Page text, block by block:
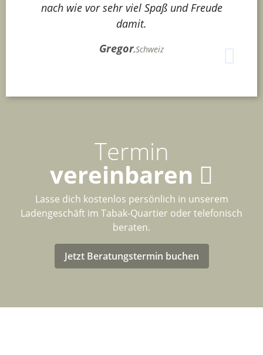
nach wie vor sehr viel Spaß und Freude
damit.
Gregor,Schweiz
Termin
vereinbaren
Lasse dich kostenlos persönlich in unserem
Ladengeschäft im Tabak-Quartier oder telefonisch
beraten.
Jetzt Beratungstermin buchen